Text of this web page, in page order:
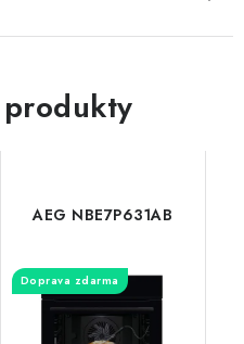
AEG NBE7P631AB
Doprava zdarma